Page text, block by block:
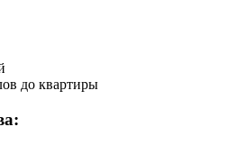
до квартиры